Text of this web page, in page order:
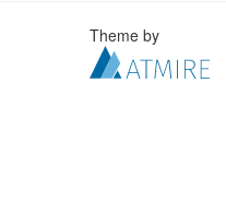
Theme by